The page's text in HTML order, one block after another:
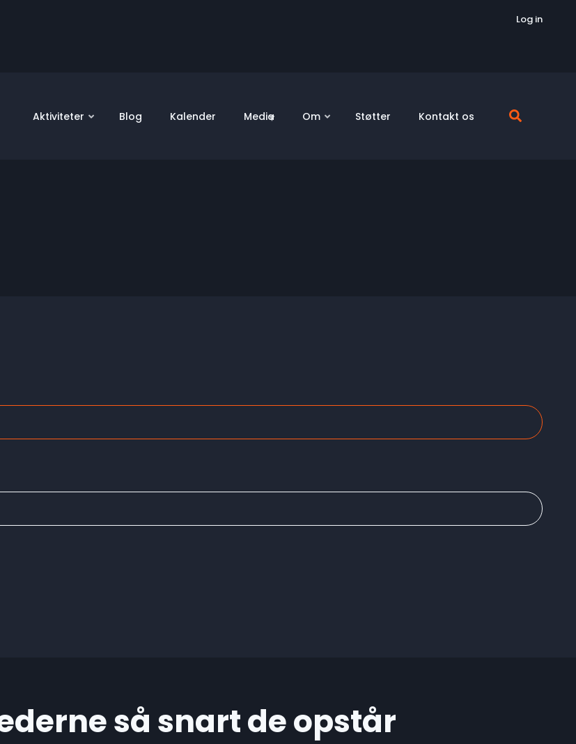
Log in
Aktiviteter Blog Kalender Media Om Støtter Kontakt os
så snart de opstår